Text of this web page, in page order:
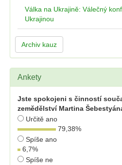
Válka na Ukrajině: Válečný
Ukrajinou
Archiv kauz
Ankety
Jste spokojeni s činností
zemědělství Martina
Určitě ano
79,38%
Spíše ano
6,7%
Spíše ne